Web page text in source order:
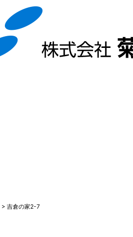
> 吉倉の家2-7